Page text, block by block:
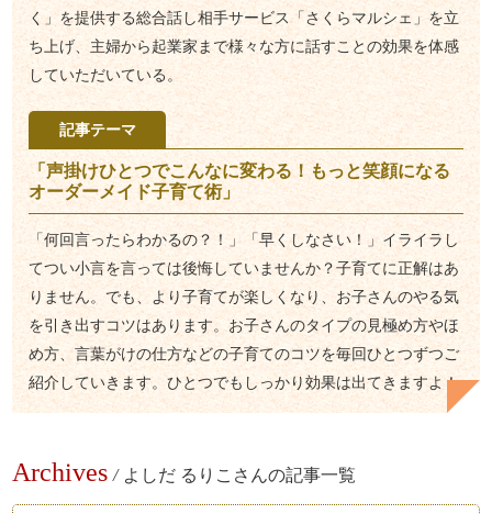
く」を提供する総合話し相手サービス「さくらマルシェ」を立
ち上げ、主婦から起業家まで様々な方に話すことの効果を体感
していただいている。
記事テーマ
「声掛けひとつでこんなに変わる！もっと笑顔になる
オーダーメイド子育て術」
「何回言ったらわかるの？！」「早くしなさい！」イライラし
てつい小言を言っては後悔していませんか？子育てに正解はあ
りません。でも、より子育てが楽しくなり、お子さんのやる気
を引き出すコツはあります。お子さんのタイプの見極め方やほ
め方、言葉がけの仕方などの子育てのコツを毎回ひとつずつご
紹介していきます。ひとつでもしっかり効果は出てきますよ！
Archives / よしだ るりこさんの記事一覧